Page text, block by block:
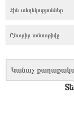
Կանաչ
Հին տեղեկություններ